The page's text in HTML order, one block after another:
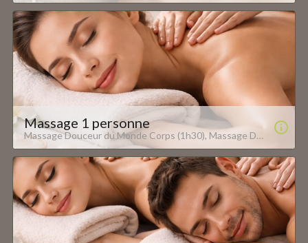
Massage 1 personne
Massage Douceur du Monde Corps (1h30), Massage Douceur du Monde Corps &amp; Visage (2h), Massage aux Pierres Chaudes (1h30), Massage en Récupération Sportive (1h) Oxyzen, 12 Bis rue du Grand Cerf - 57000 Metz www.oxyzen-metz.com